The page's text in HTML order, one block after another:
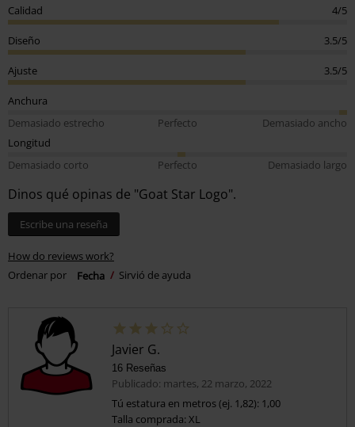
Calidad 4/5
Diseño 3.5/5
Ajuste 3.5/5
Anchura
Demasiado estrecho
Perfecto
Demasiado ancho
Longitud
Demasiado corto
Perfecto Demasiado largo
Dinos qué opinas de "Goat Star Logo".
Escribe una reseña
How do reviews work?
Ordenar por
Fecha Sirvió de ayuda
Javier G.
16 Reseñas
Publicado: martes, 22 marzo, 2022
Tú estatura en metros (ej. 1,82): 1,00
Talla comprada: XL